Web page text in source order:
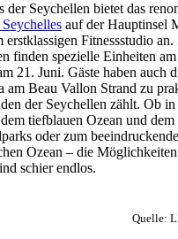
der Seychellen bietet das
auf der Hauptinsel
erstklassigen Fitnessstudio
finden spezielle Einheiten
21. Juni. Gäste haben auch
am Beau Vallon Strand zu
der Seychellen zählt. Ob
tiefblauen Ozean und
oder zum
Ozean – die
schier endlos.
Quelle: